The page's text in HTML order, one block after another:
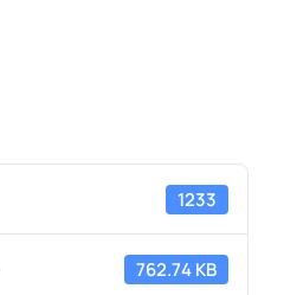
1233
762.74 KB